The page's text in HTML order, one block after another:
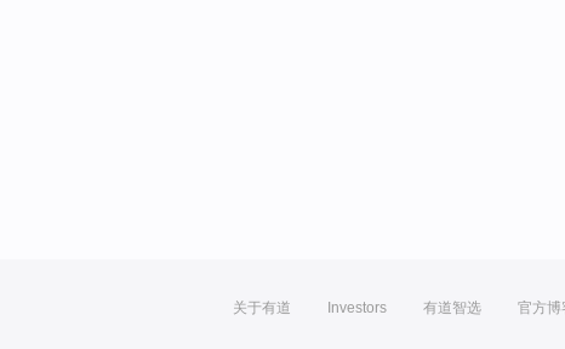
关于有道 Investors 有道智选 官方博